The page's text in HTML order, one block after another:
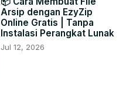
Arsip dengan EzyZip
Online Gratis | Tanpa
Instalasi Perangkat Lunak
Jul 12, 2026